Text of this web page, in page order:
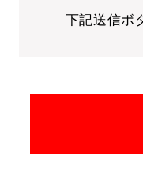
下記送信ボ